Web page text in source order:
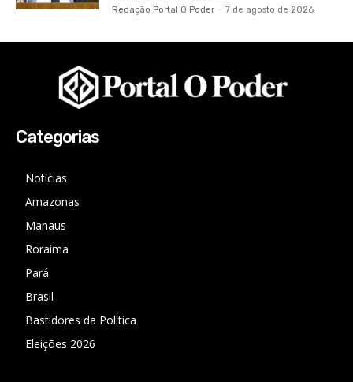
Redação Portal O Poder - 7 de agosto de 2026
Categorias
Notícias
Amazonas
Manaus
Roraima
Pará
Brasil
Bastidores da Política
Eleições 2026